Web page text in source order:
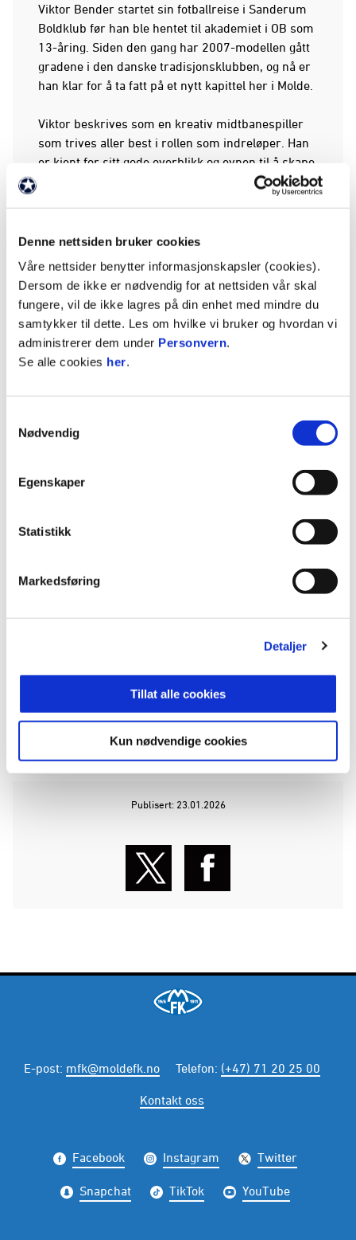
Denne nettsiden bruker cookies
Våre nettsider benytter informasjonskapsler (cookies).
Dersom de ikke er nødvendig for at nettsiden vår skal
fungere, vil de ikke lagres på din enhet med mindre du
samtykker til dette. Les om hvilke vi bruker og hvordan vi
administrerer dem under Personvern.
Se alle cookies her.
Nødvendig
Egenskaper
Statistikk
Markedsføring
Detaljer
Tillat alle cookies
Kun nødvendige cookies
Viktor Bender startet sin fotballreise i Sanderum
Boldklub før han ble hentet til akademiet i OB som
13-åring. Siden den gang har 2007-modellen gått
gradene i den danske tradisjonsklubben, og nå er
han klar for å ta fatt på et nytt kapittel her i Molde.
Viktor beskrives som en kreativ midtbanespiller
som trives aller best i rollen som indreløper. Han
er kjent for sitt gode overblikk og evnen til å skape
å se unggutten utvikle seg videre i blått og hvitt.
– Viktor er en ung spiller som vi har store
forhåpninger til. Han er godt utdannet i OB, hvor
han har imponert oss med sin spilleforståelse,
teknikk og høye intensitet på banen.
beskrives som en ledertype.
– Han kommer fra OB U19 og vil naturligvis trenge
litt tid til å integrere seg i laget. Viktor har et
han kommer til å vise seg frem for publikum på
Aker Stadion allerede denne sesongen, fortsetter
gjennomfører sin første økt med sine nye
Vi ønsker Viktor hjertelig velkommen til klubben
ANNONSE FRA ELITESERIEN:
Publisert: 23.01.2026
E-post: mfk@moldefk.no Telefon: (+47) 71 20 25 00
Kontakt oss
Facebook Instagram Twitter
Snapchat TikTok YouTube